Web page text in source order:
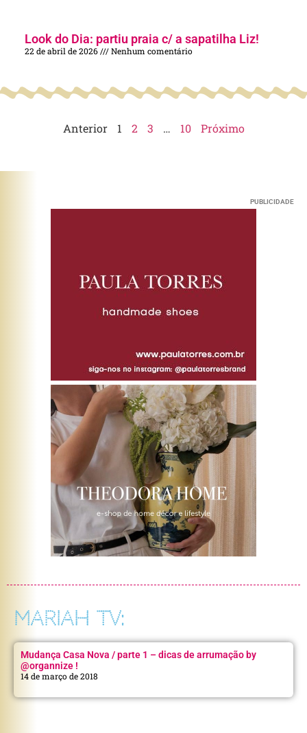
Look do Dia: partiu praia c/ a sapatilha Liz!
22 de abril de 2026 Nenhum comentário
Anterior 1 2 3 … 10 Próximo
PUBLICIDADE
MARIAH TV:
Mudança Casa Nova / parte 1 – dicas de arrumação by
@organnize !
14 de março de 2018